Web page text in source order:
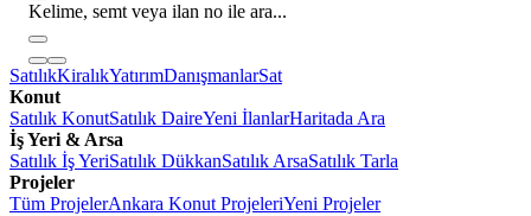
Kelime, semt veya ilan no ile ara...
SatılıkKiralıkYatırımDanışmanlarSat
Konut
Satılık KonutSatılık DaireYeni İlanlarHaritada Ara
İş Yeri & Arsa
Satılık İş YeriSatılık DükkanSatılık ArsaSatılık Tarla
Projeler
Tüm ProjelerAnkara Konut ProjeleriYeni Projeler